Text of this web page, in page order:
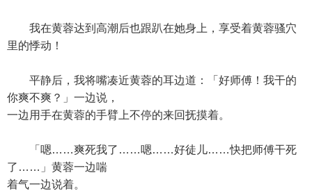
我在黄蓉达到高潮后也跟趴在她身上，享受着黄蓉骚穴
里的悸动！
平静后，我将嘴凑近黄蓉的耳边道：「好师傅！我干的
你爽不爽？」一边说，
一边用手在黄蓉的手臂上不停的来回抚摸着。
「嗯……爽死我了……嗯……好徒儿……快把师傅干死
了……」黄蓉一边喘
着气一边说着。